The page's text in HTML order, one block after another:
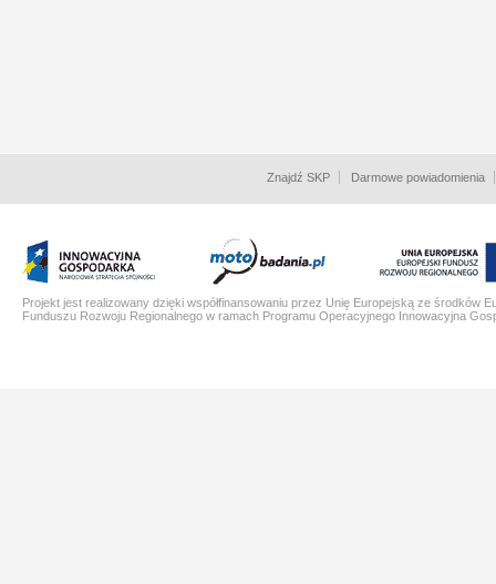
Znajdź SKP Darmowe powiadomienia
Projekt jest realizowany dzięki współfinansowaniu przez Unię Europejską ze środków
Funduszu Rozwoju Regionalnego w ramach Programu Operacyjnego Innowacyjna